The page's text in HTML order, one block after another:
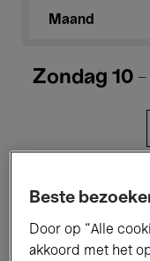
Maand
Zondag 10
Beste
Door op “Alle
akkoord met het